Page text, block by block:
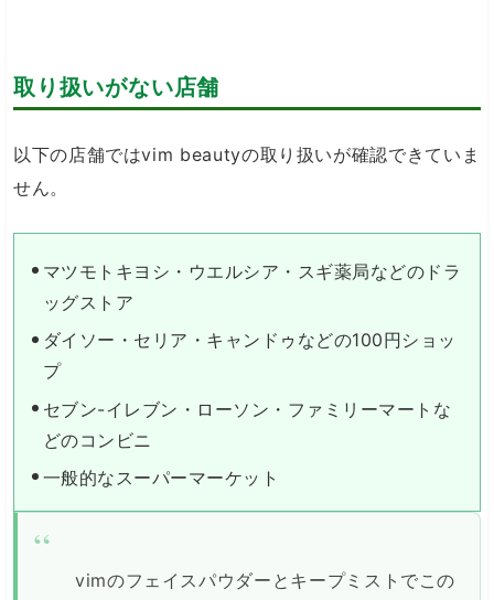
取り扱いがない店舗
以下の店舗ではvim beautyの取り扱いが確認できていま
せん。
マツモトキヨシ・ウエルシア・スギ薬局などのドラ
ッグストア
ダイソー・セリア・キャンドゥなどの100円ショッ
プ
セブン-イレブン・ローソン・ファミリーマートな
どのコンビニ
一般的なスーパーマーケット
vimのフェイスパウダーとキープミストでこの